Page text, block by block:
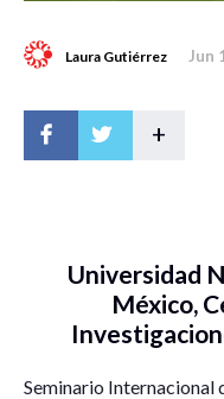
Laura Gutiérrez Jun
+
Universidad
México,
Seminario Internacional